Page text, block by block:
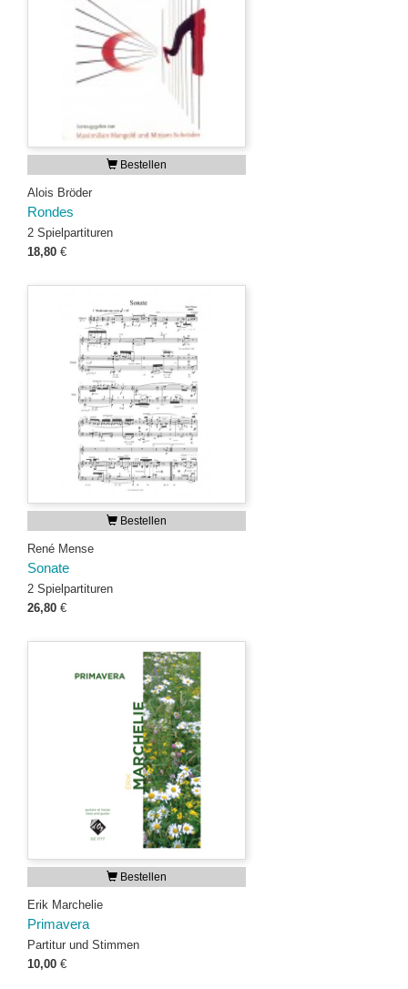
Bestellen
Alois Bröder
Rondes
2 Spielpartituren
18,80 €
Bestellen
René Mense
Sonate
2 Spielpartituren
26,80 €
Bestellen
Erik Marchelie
Primavera
Partitur und Stimmen
10,00 €